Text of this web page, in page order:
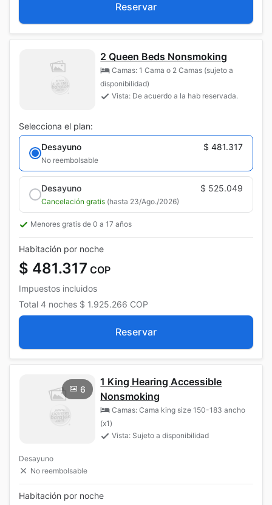
Reservar
2 Queen Beds Nonsmoking
Camas: 1 Cama o 2 Camas (sujeto a
disponibilidad)
Vista: De acuerdo a la hab reservada.
Selecciona el plan:
Desayuno
$ 481.317
No reembolsable
Desayuno $ 525.049
Cancelación gratis (hasta 23/Ago./2026)
Menores gratis de 0 a 17 años
Habitación por noche
$ 481.317 COP
Impuestos incluidos
Total 4 noches $ 1.925.266 COP
Reservar
6
1 King Hearing Accessible
Nonsmoking
Camas: Cama king size 150-183 ancho
(x1)
Vista: Sujeto a disponibilidad
Desayuno
No reembolsable
Habitación por noche